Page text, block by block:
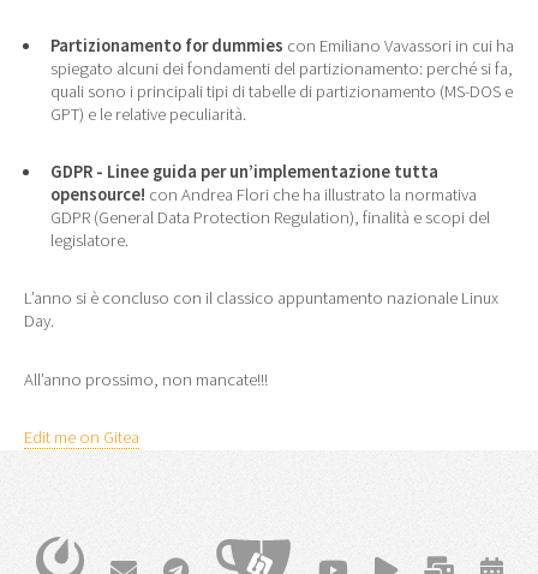
Partizionamento for dummies con Emiliano Vavassori in cui ha
spiegato alcuni dei fondamenti del partizionamento: perché si fa,
quali sono i principali tipi di tabelle di partizionamento (MS-DOS e
GPT) e le relative peculiarità.
GDPR - Linee guida per un’implementazione tutta
opensource! con Andrea Flori che ha illustrato la normativa
GDPR (General Data Protection Regulation), finalità e scopi del
legislatore.
L’anno si è concluso con il classico appuntamento nazionale Linux
Day.
All’anno prossimo, non mancate!!!
Edit me on Gitea